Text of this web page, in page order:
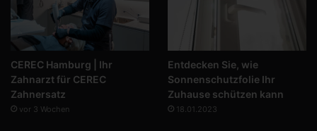
CEREC Hamburg | Ihr
Zahnarzt für CEREC
Zahnersatz
vor 3 Wochen
Entdecken Sie, wie
Sonnenschutzfolie Ihr
Zuhause schützen kann
18.01.2023